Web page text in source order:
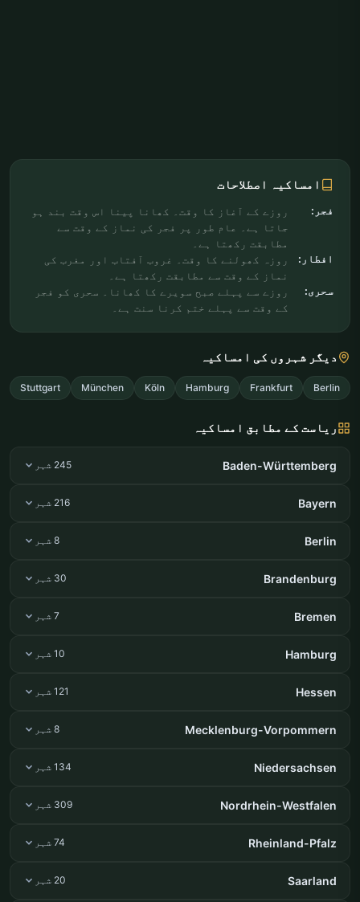
امساکیہ اصطلاحات
فجر:
روزے کے آغاز کا وقت۔ کھانا پینا اس وقت بند ہو
جاتا ہے۔ عام طور پر فجر کی نماز کے وقت سے
مطابقت رکھتا ہے۔
افطار:
روزہ کھولنے کا وقت۔ غروب آفتاب اور مغرب کی
نماز کے وقت سے مطابقت رکھتا ہے۔
سحری:
روزے سے پہلے صبح سویرے کا کھانا۔ سحری کو فجر
کے وقت سے پہلے ختم کرنا سنت ہے۔
دیگر شہروں کی امساکیہ
Berlin
Frankfurt
Hamburg
Köln
München
Stuttgart
ریاست کے مطابق امساکیہ
Baden-Württemberg 245 شہر
Bayern 216 شہر
Berlin 8 شہر
Brandenburg 30 شہر
Bremen 7 شہر
Hamburg 10 شہر
Hessen 121 شہر
Mecklenburg-Vorpommern 8 شہر
Niedersachsen 134 شہر
Nordrhein-Westfalen 309 شہر
Rheinland-Pfalz 74 شہر
Saarland 20 شہر